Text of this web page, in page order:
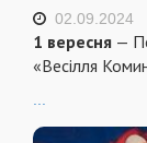
02.09.2024
1 вересня —
«Весілля
...